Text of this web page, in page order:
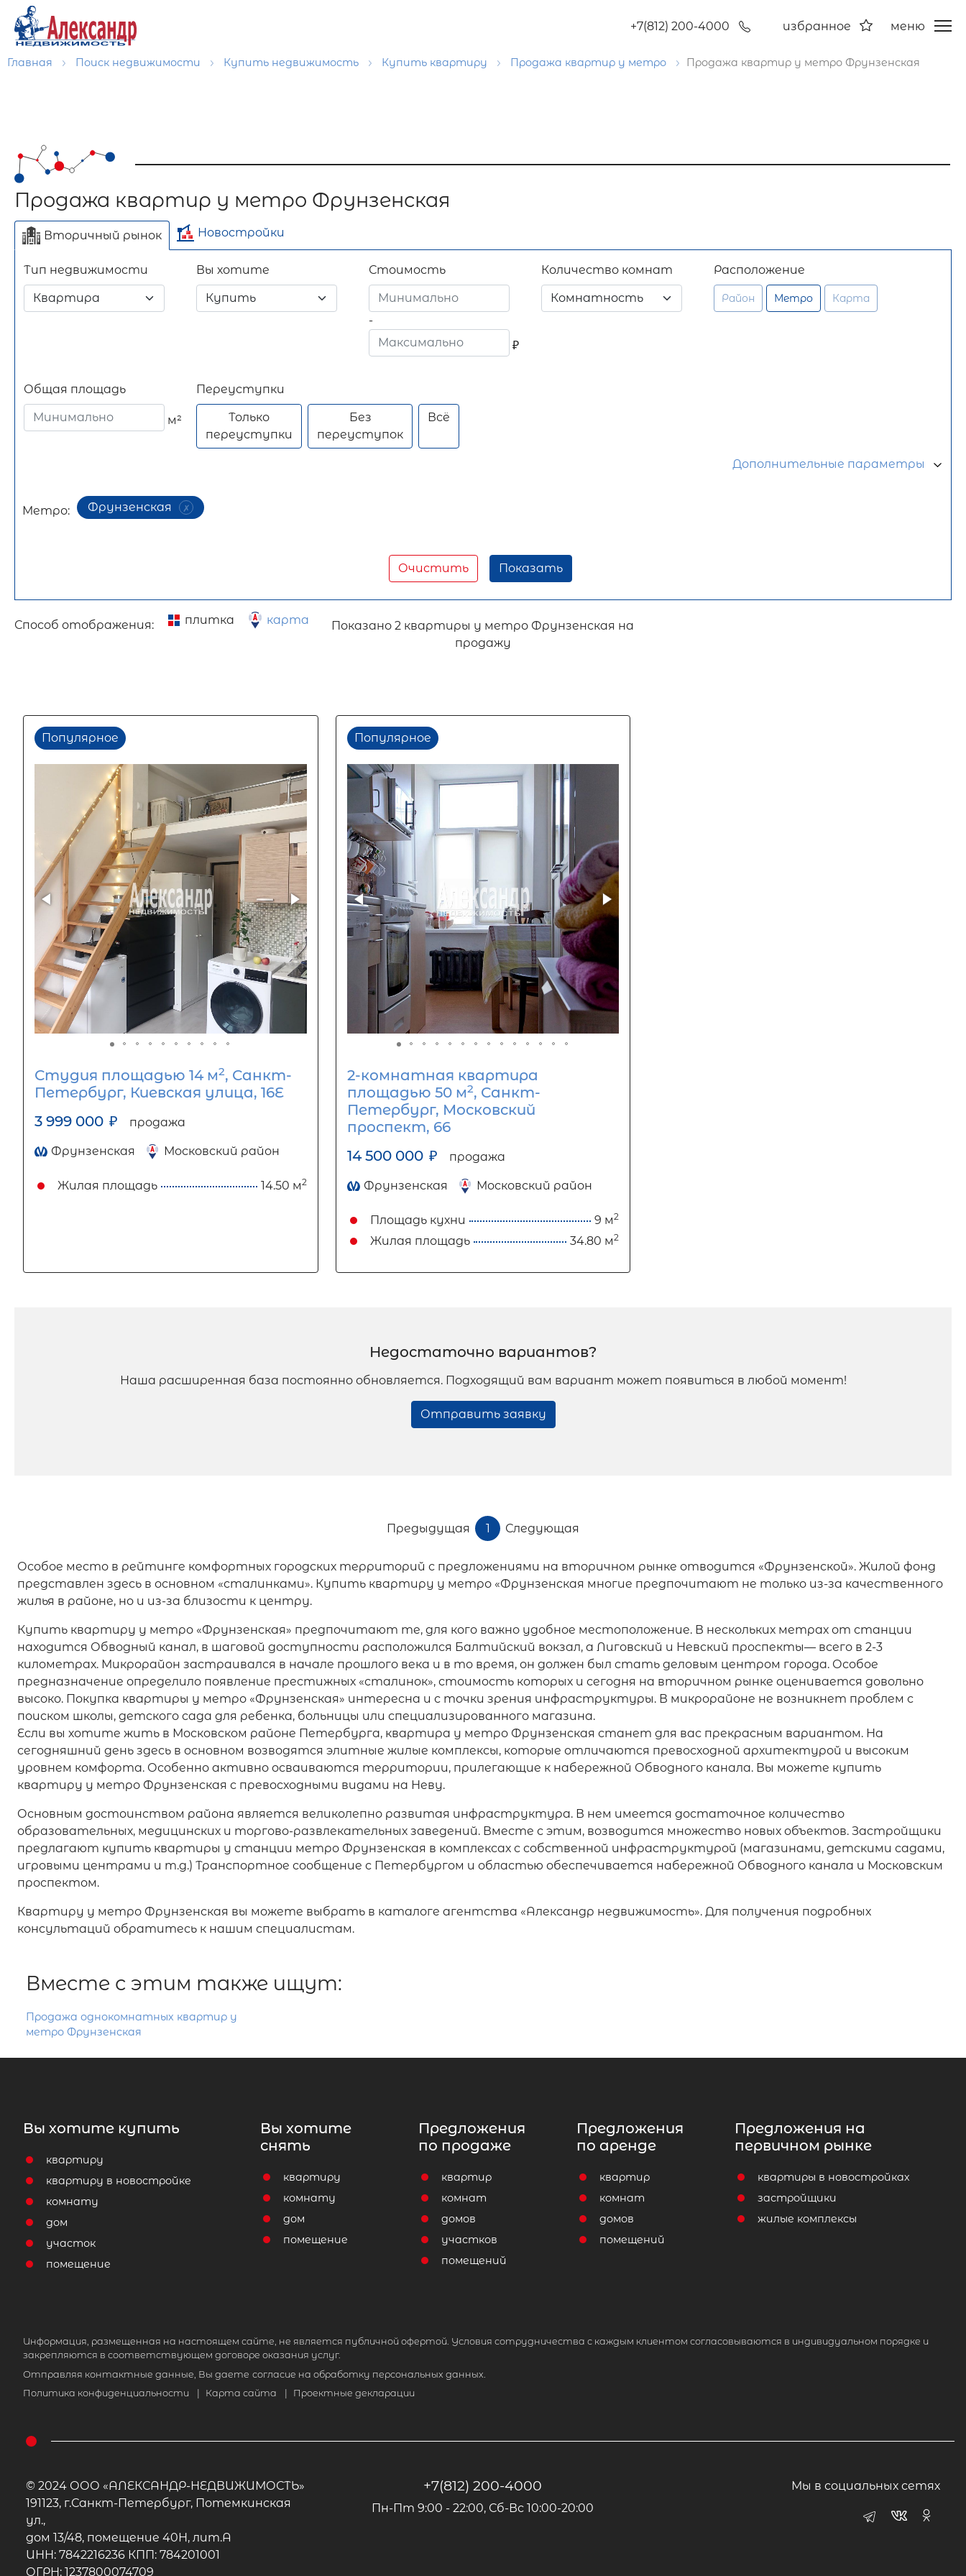
+7(812) 200-4000 избранное меню
Главная Поиск недвижимости Купить недвижимость Купить квартиру Продажа квартир у метро Продажа квартир у метро Фрунзенская
Продажа квартир у метро Фрунзенская
Вторичный рынок Новостройки
Тип недвижимости Вы хотите Стоимость
-
₽
Длительный срок Посуточно
Количество комнат
Комнатность
Расположение
Район Метро Карта
Общая площадь
м²
Отдельно стоящее
здание
Переуступки
Только
переуступки
Без
переуступок
Всё
Дополнительные параметры
Метро: Фрунзенская
Очистить Показать
Способ отображения: плитка карта Показано2 квартиры у метро Фрунзенская на
продажу
Популярное
Студия площадью 14 м2, Санкт-
Петербург, Киевская улица, 16Е
3 999 000 ₽ продажа
Фрунзенская Московский район
Жилая площадь 14.50 м2
Популярное
2-комнатная квартира
площадью 50 м2, Санкт-
Петербург, Московский
проспект, 66
14 500 000 ₽ продажа
Фрунзенская Московский район
Площадь кухни 9 м2
Жилая площадь 34.80 м2
Недостаточно вариантов?
Наша расширенная база постоянно обновляется. Подходящий вам вариант может появиться в любой момент!
Отправить заявку
Предыдущая 1 Следующая
Особое место в рейтинге комфортных городских территорий с предложениями на вторичном рынке отводится «Фрунзенской». Жилой фонд
представлен здесь в основном «сталинками». Купить квартиру у метро «Фрунзенская многие предпочитают не только из-за качественного
жилья в районе, но и из-за близости к центру.
Купить квартиру у метро «Фрунзенская» предпочитают те, для кого важно удобное местоположение. В нескольких метрах от станции
находится Обводный канал, в шаговой доступности расположился Балтийский вокзал, а Лиговский и Невский проспекты— всего в 2-3
километрах. Микрорайон застраивался в начале прошлого века и в то время, он должен был стать деловым центром города. Особое
предназначение определило появление престижных «сталинок», стоимость которых и сегодня на вторичном рынке оценивается довольно
высоко. Покупка квартиры у метро «Фрунзенская» интересна и с точки зрения инфраструктуры. В микрорайоне не возникнет проблем с
поиском школы, детского сада для ребенка, больницы или специализированного магазина.
Если вы хотите жить в Московском районе Петербурга, квартира у метро Фрунзенская станет для вас прекрасным вариантом. На
сегодняшний день здесь в основном возводятся элитные жилые комплексы, которые отличаются превосходной архитектурой и высоким
уровнем комфорта. Особенно активно осваиваются территории, прилегающие к набережной Обводного канала. Вы можете купить
квартиру у метро Фрунзенская с превосходными видами на Неву.
Основным достоинством района является великолепно развитая инфраструктура. В нем имеется достаточное количество
образовательных, медицинских и торгово-развлекательных заведений. Вместе с этим, возводится множество новых объектов. Застройщики
предлагают купить квартиры у станции метро Фрунзенская в комплексах с собственной инфраструктурой (магазинами, детскими садами,
игровыми центрами и т.д.) Транспортное сообщение с Петербургом и областью обеспечивается набережной Обводного канала и Московским
проспектом.
Квартиру у метро Фрунзенская вы можете выбрать в каталоге агентства «Александр недвижимость». Для получения подробных
консультаций обратитесь к нашим специалистам.
Вместе с этим также ищут:
Продажа однокомнатных квартир у
метро Фрунзенская
Вы хотите купить
квартиру
квартиру в новостройке
комнату
дом
участок
помещение
Вы хотите
снять
квартиру
комнату
дом
помещение
Предложения
по продаже
квартир
комнат
домов
участков
помещений
Предложения
по аренде
квартир
комнат
домов
помещений
Предложения на
первичном рынке
квартиры в новостройках
застройщики
жилые комплексы
Информация, размещенная на настоящем сайте, не является публичной офертой. Условия сотрудничества с каждым клиентом согласовываются в индивидуальном порядке и
закрепляются в соответствующем договоре оказания услуг.
Отправляя контактные данные, Вы даете согласие на обработку персональных данных.
Политика конфиденциальности
Карта сайта Проектные декларации
© 2024 ООО «АЛЕКСАНДР-НЕДВИЖИМОСТЬ»
191123, г.Санкт-Петербург, Потемкинская
ул.,
дом 13/48, помещение 40Н, лит.А
ИНН: 7842216236 КПП: 784201001
ОГРН: 1237800074709
+7(812) 200-4000
Пн-Пт 9:00 - 22:00, Сб-Вс 10:00-20:00
Мы в социальных сетях